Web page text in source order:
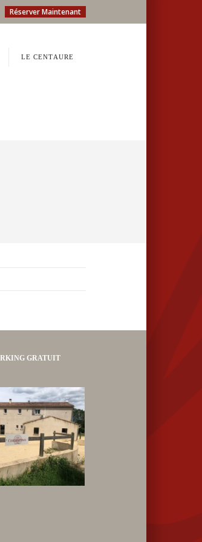
Réserver Maintenant
LE CENTAURE
GRATUIT